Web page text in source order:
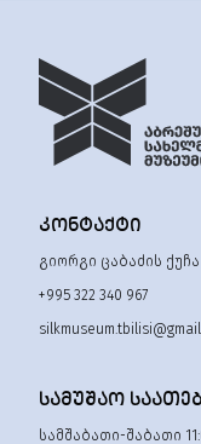
ᲙᲝᲜᲢᲐᲥᲢᲘ
გიორგი ცაბაძის
+995 322 340 967
ᲡᲐᲛᲣᲨᲐᲝ
სამშაბათი-შაბათი